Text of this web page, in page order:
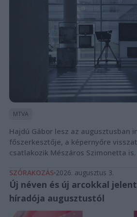
MTVA
Hajdú Gábor lesz az augusztusban
főszerkesztője, a képernyőre
csatlakozik Mészáros Szimonetta is.
SZÓRAKOZÁS 2026. augusztus 3.
Új néven és új arcokkal
híradója augusztustól